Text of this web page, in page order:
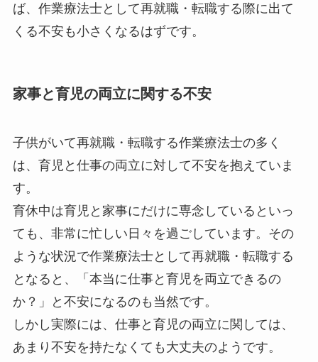
ば、作業療法士として再就職・転職する際に出て
くる不安も小さくなるはずです。
家事と育児の両立に関する不安
子供がいて再就職・転職する作業療法士の多く
は、育児と仕事の両立に対して不安を抱えていま
す。
育休中は育児と家事にだけに専念しているといっ
ても、非常に忙しい日々を過ごしています。その
ような状況で作業療法士として再就職・転職する
となると、「本当に仕事と育児を両立できるの
か？」と不安になるのも当然です。
しかし実際には、仕事と育児の両立に関しては、
あまり不安を持たなくても大丈夫のようです。